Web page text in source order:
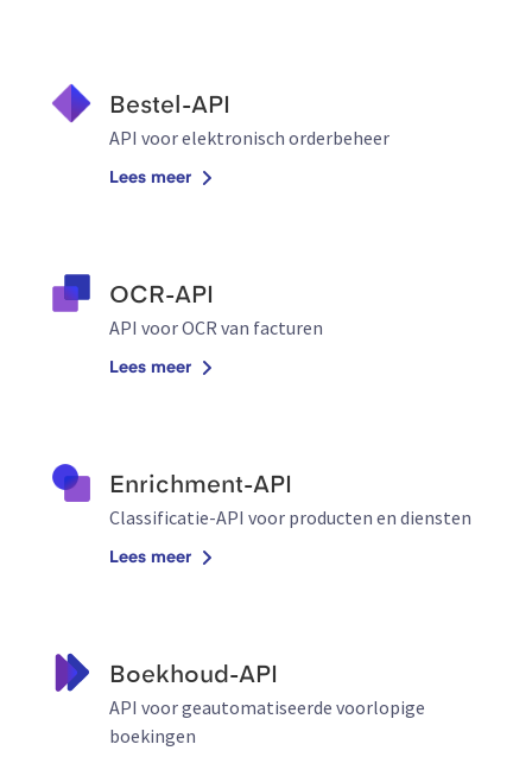
Bestel-API
API voor elektronisch orderbeheer
Lees meer
OCR-API
API voor OCR van facturen
Lees meer
Enrichment-API
Classificatie-API voor producten en diensten
Lees meer
Boekhoud-API
API voor geautomatiseerde voorlopige
boekingen